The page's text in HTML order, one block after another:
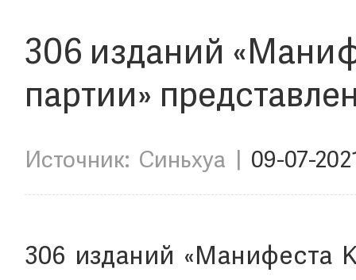
306 изданий
партии»
Источник: Синьхуа 09-07-
306 изданий «Манифеста